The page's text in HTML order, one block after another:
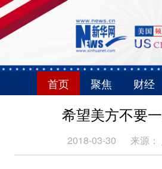
首页 聚焦 财经
希望美方不要
2018-03-30 来源：